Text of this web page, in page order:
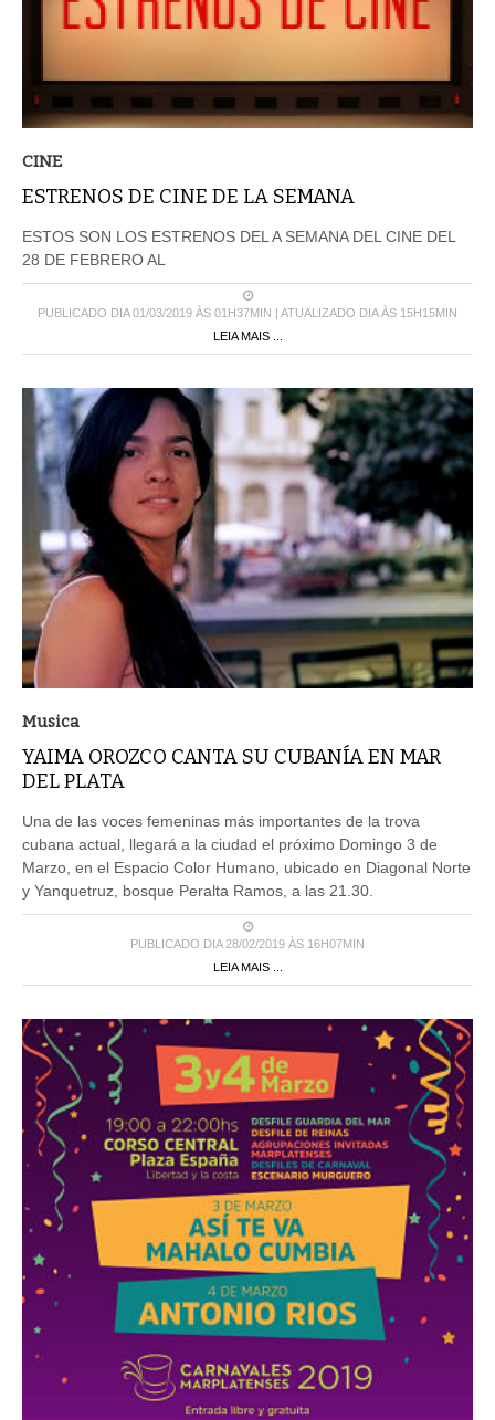
CINE
ESTRENOS DE CINE DE LA SEMANA
ESTOS SON LOS ESTRENOS DEL A SEMANA DEL CINE DEL
28 DE FEBRERO AL
PUBLICADO DIA 01/03/2019 ÀS 01H37MIN | ATUALIZADO DIA ÀS 15H15MIN
LEIA MAIS ...
Musica
YAIMA OROZCO CANTA SU CUBANÍA EN MAR
DEL PLATA
Una de las voces femeninas más importantes de la trova
cubana actual, llegará a la ciudad el próximo Domingo 3 de
Marzo, en el Espacio Color Humano, ubicado en Diagonal Norte
y Yanquetruz, bosque Peralta Ramos, a las 21.30.
PUBLICADO DIA 28/02/2019 ÀS 16H07MIN
LEIA MAIS ...